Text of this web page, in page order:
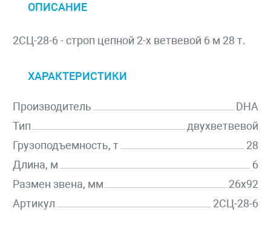
ОПИСАНИЕ
2СЦ-28-6 - строп цепной 2-х ветвевой 6 м 28 т.
ХАРАКТЕРИСТИКИ
Производитель
DHA
Тип
двухветвевой
Грузоподъемность, т
28
Длина, м
6
Размен звена, мм
26х92
Артикул
2СЦ-28-6